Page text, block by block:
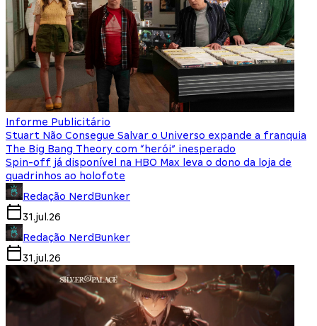
Informe Publicitário
Stuart Não Consegue Salvar o Universo expande a franquia
The Big Bang Theory com “herói” inesperado
Spin-off já disponível na HBO Max leva o dono da loja de
quadrinhos ao holofote
Redação NerdBunker
31.jul.26
Redação NerdBunker
31.jul.26